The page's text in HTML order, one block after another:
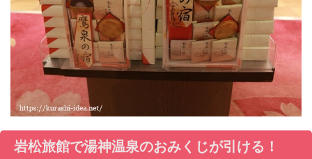
岩松旅館で湯神温泉のおみくじが引ける！